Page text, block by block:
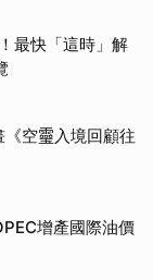
最快「這時」解
空𩆜入境回顧往
增產國際油價